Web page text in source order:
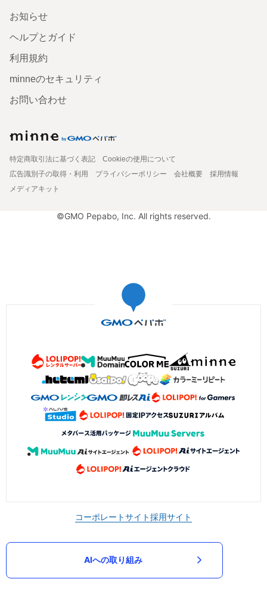
お知らせ
ヘルプとガイド
利用規約
minneのセキュリティ
お問い合わせ
特定商取引法に基づく表記
Cookieの使用について
広告識別子の取得・利用
プライバシーポリシー 会社概要
採用情報
メディアキット
©GMO Pepabo, Inc. All rights reserved.
コーポレートサイト採用サイト
AIへの取り組み